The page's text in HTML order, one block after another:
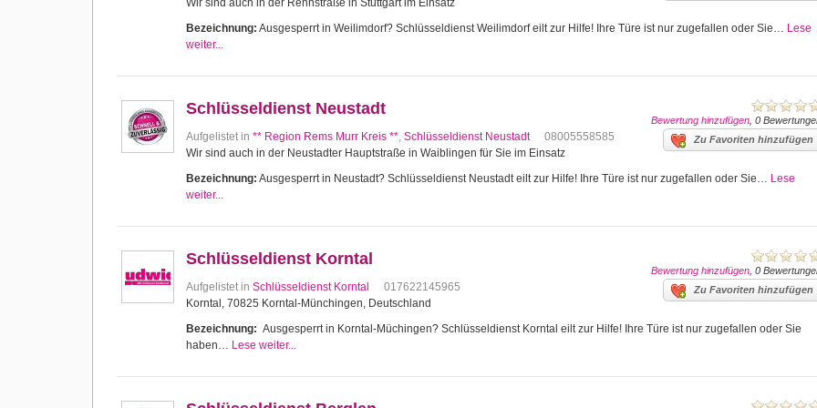
Wir sind auch in der Rennstraße in Stuttgart im Einsatz
Bezeichnung: Ausgesperrt in Weilimdorf? Schlüsseldienst Weilimdorf eilt zur Hilfe! Ihre Türe ist nur zugefallen oder Sie… Lese
weiter...
Bewertung hinzufügen , 0
Schlüsseldienst Neustadt
Aufgelistet in ** Region Rems Murr Kreis **, Schlüsseldienst Neustadt Zu Favoriten hinzufügen
08005558585
Wir sind auch in der Neustadter Hauptstraße in Waiblingen für Sie im Einsatz
Bezeichnung: Ausgesperrt in Neustadt? Schlüsseldienst Neustadt eilt zur Hilfe! Ihre Türe ist nur zugefallen oder Sie… Lese
weiter...
Bewertung hinzufügen , 0
Schlüsseldienst Korntal
Aufgelistet in Schlüsseldienst Korntal Zu Favoriten hinzufügen
017622145965
Korntal, 70825 Korntal-Münchingen, Deutschland
Bezeichnung: Ausgesperrt in Korntal-Müchingen? Schlüsseldienst Korntal eilt zur Hilfe! Ihre Türe ist nur zugefallen oder Sie
haben… Lese weiter...